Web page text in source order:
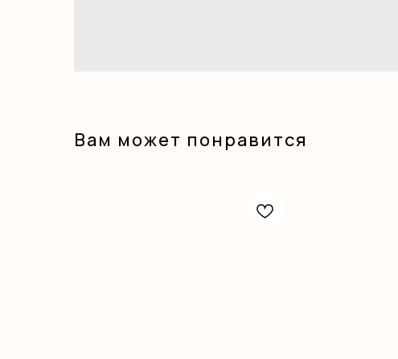
Вам может понравится